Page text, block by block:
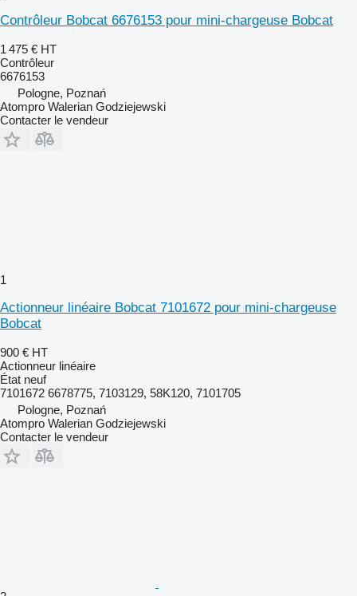
Contrôleur Bobcat 6676153 pour mini-chargeuse Bobcat
1 475 € HT
Contrôleur
6676153
Pologne, Poznań
Atompro Walerian Godziejewski
Contacter le vendeur
1
Actionneur linéaire Bobcat 7101672 pour mini-chargeuse
Bobcat
900 € HT
Actionneur linéaire
État neuf
7101672 6678775, 7103129, 58K120, 7101705
Pologne, Poznań
Atompro Walerian Godziejewski
Contacter le vendeur